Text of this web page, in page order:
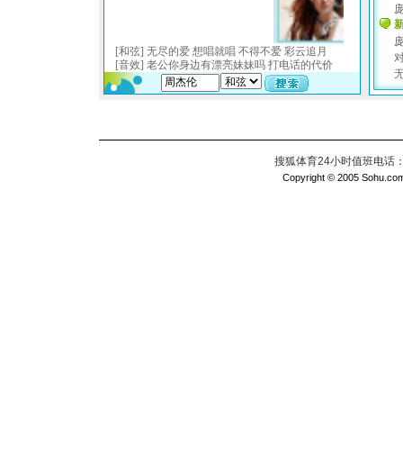
搜狐体育24小时值班电话
Copyright © 2005